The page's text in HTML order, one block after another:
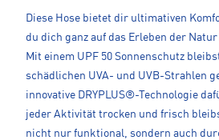
Diese Hose bietet dir ultimativen
du dich ganz auf das Erleben der
Mit einem UPF 50 Sonnenschutz
schädlichen UVA- und UVB-Strahlen
innovative DRYPLUS®-Technologie
jeder Aktivität trocken und frisch
nicht nur funktional, sondern auch